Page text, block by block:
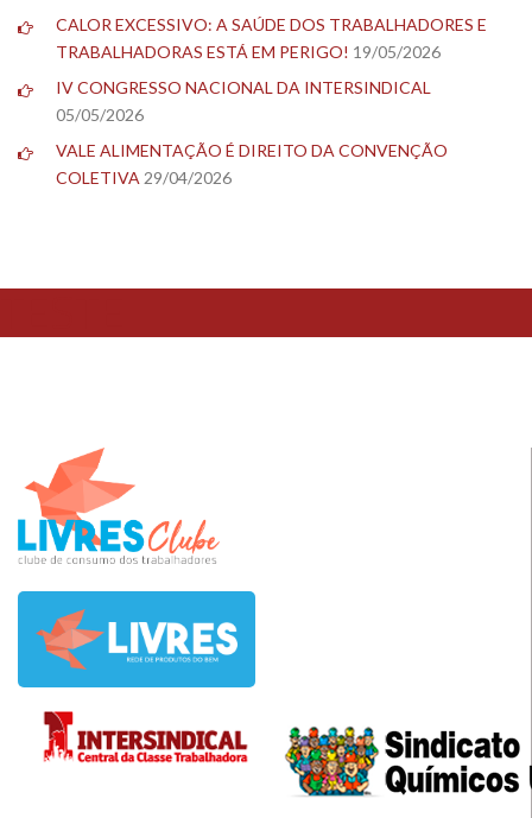
CALOR EXCESSIVO: A SAÚDE DOS TRABALHADORES E
TRABALHADORAS ESTÁ EM PERIGO! 19/05/2026
IV CONGRESSO NACIONAL DA INTERSINDICAL
05/05/2026
VALE ALIMENTAÇÃO É DIREITO DA CONVENÇÃO
COLETIVA 29/04/2026
TESTE